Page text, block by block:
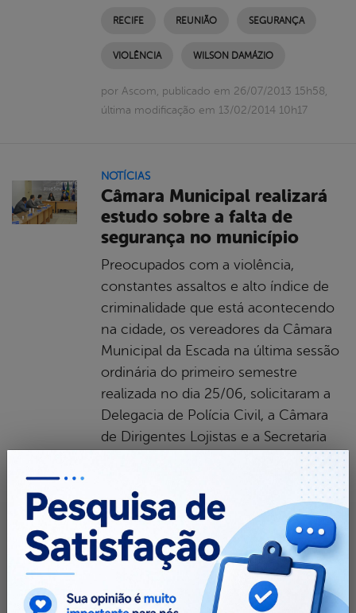
RECIFE REUNIÃO SEGURANÇA
VIOLÊNCIA WILSON DAMÁZIO
por Ascom, publicado em 26/07/2013 15h58,
última modificação em 13/02/2014 10h17
NOTÍCIAS
Câmara Municipal realizará
estudo sobre a falta de
segurança no município
Preocupados com a violência,
constantes assaltos e alto índice de
criminalidade que está acontecendo
na cidade, os vereadores da Câmara
Municipal da Escada na última sessão
ordinária do primeiro semestre
realizada no dia 25/06, solicitaram a
Delegacia de Polícia Civil, a Câmara
de Dirigentes Lojistas e a Secretaria
de Educação, relatórios sobre atos de
Leia mais...
CÂMARA MUNICIPAL
CRIMINALIDADE ESCADA